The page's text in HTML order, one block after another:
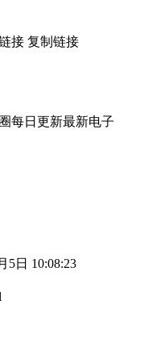
接 复制链接
每日更新最新电子
5日 10:08:23